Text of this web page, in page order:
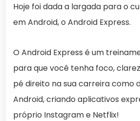
Hoje foi dada a largada para o
em Android, o Android Express.
O Android Express é um
para que você tenha foco,
pé direito na sua carreira como
Android, criando aplicativos
próprio Instagram e Netflix!